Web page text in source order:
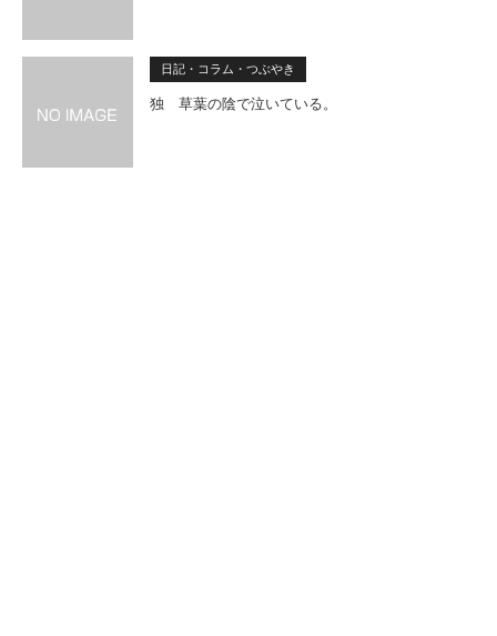
日記・コラム・つぶやき
独 草葉の陰で泣いている。